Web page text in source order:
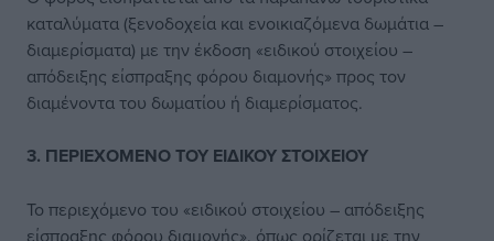
καταλύματα (ξενοδοχεία και ενοικιαζόμενα δωμάτια –
διαμερίσματα) με την έκδοση «ειδικού στοιχείου –
απόδειξης είσπραξης φόρου διαμονής» προς τον
διαμένοντα του δωματίου ή διαμερίσματος.
3. ΠΕΡΙΕΧΟΜΕΝΟ ΤΟΥ ΕΙΔΙΚΟΥ ΣΤΟΙΧΕΙΟΥ
Το περιεχόμενο του «ειδικού στοιχείου – απόδειξης
είσπραξης φόρου διαμονής», όπως ορίζεται με την